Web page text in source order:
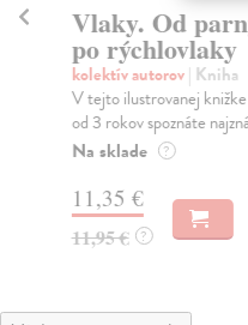
Vlaky. Od
po rýchlovlaky
kolektív autorov| Kniha
V tejto ilustrovanej
od 3 rokov spoznáte
Na sklade ?
11,35 €
11,95 € ?